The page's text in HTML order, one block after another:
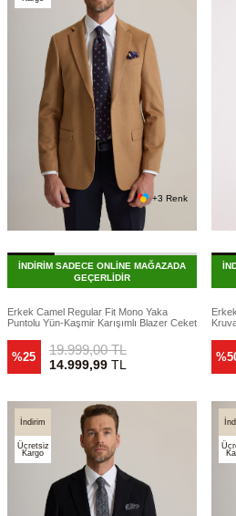
+3 Renk
İNDİRİM SADECE ONLİNE MAĞAZADA
GEÇERLİDİR
Erkek Camel Regular Fit Mono Yaka
Puntolu Yün-Kaşmir Karışımlı Blazer Ceket
%25 19.999,00TL
14.999,99TL
İndirim
Ücretsiz
Kargo